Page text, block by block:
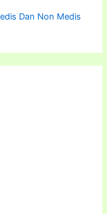
Dan Non Medis